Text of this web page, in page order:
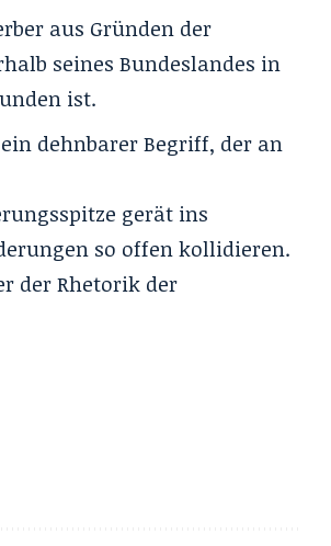
aus Gründen der
seines Bundeslandes in
ist.
dehnbarer Begriff, der an
gerät ins
so offen kollidieren.
der Rhetorik der